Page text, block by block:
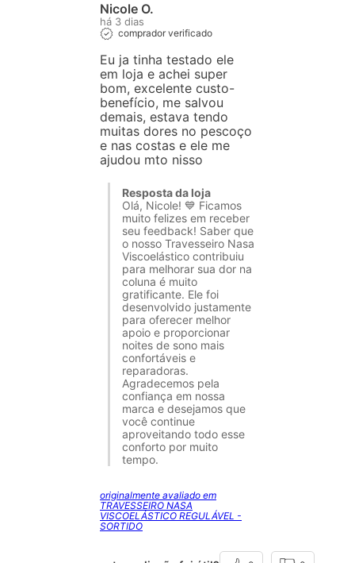
Nicole O.
há 3 dias
comprador verificado
Eu ja tinha testado ele
em loja e achei super
bom, excelente custo-
benefício, me salvou
demais, estava tendo
muitas dores no pescoço
e nas costas e ele me
ajudou mto nisso
Resposta da loja
Olá, Nicole! 💙 Ficamos
muito felizes em receber
seu feedback! Saber que
o nosso Travesseiro Nasa
Viscoelástico contribuiu
para melhorar sua dor na
coluna é muito
gratificante. Ele foi
desenvolvido justamente
para oferecer melhor
apoio e proporcionar
noites de sono mais
confortáveis e
reparadoras.
Agradecemos pela
confiança em nossa
marca e desejamos que
você continue
aproveitando todo esse
conforto por muito
tempo.
originalmente avaliado em
TRAVESSEIRO NASA
VISCOELÁSTICO REGULÁVEL -
SORTIDO